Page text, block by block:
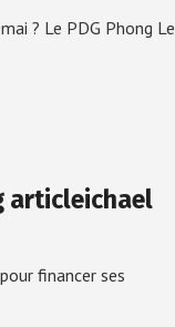
? Le PDG Phong Le
articleichael
financer ses